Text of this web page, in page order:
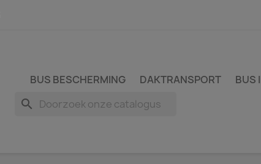
BUS BESCHERMING DAKTRANSPORT BUS
search